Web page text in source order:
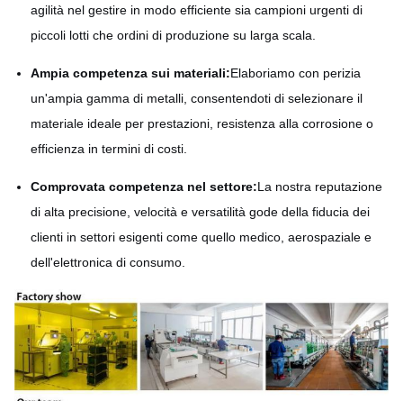
agilità nel gestire in modo efficiente sia campioni urgenti di
piccoli lotti che ordini di produzione su larga scala.
Ampia competenza sui materiali:Elaboriamo con perizia
un'ampia gamma di metalli, consentendoti di selezionare il
materiale ideale per prestazioni, resistenza alla corrosione o
efficienza in termini di costi.
Comprovata competenza nel settore:La nostra reputazione
di alta precisione, velocità e versatilità gode della fiducia dei
clienti in settori esigenti come quello medico, aerospaziale e
dell'elettronica di consumo.